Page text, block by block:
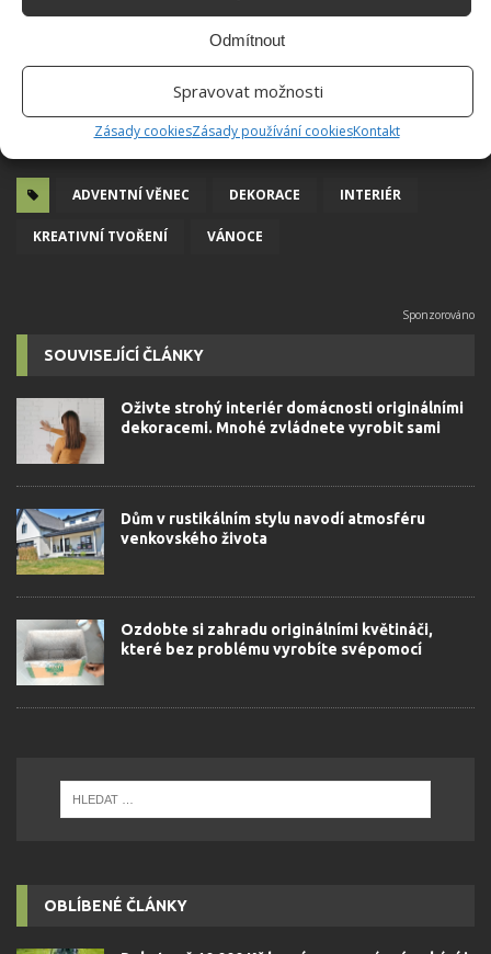
Odmítnout
Spravovat možnosti
Zásady cookiesZásady používání cookiesKontakt
ADVENTNÍ VĚNEC DEKORACE INTERIÉR
KREATIVNÍ TVOŘENÍ VÁNOCE
SOUVISEJÍCÍ ČLÁNKY
Oživte strohý interiér domácnosti originálními
dekoracemi. Mnohé zvládnete vyrobit sami
Dům v rustikálním stylu navodí atmosféru
venkovského života
Ozdobte si zahradu originálními květináči,
které bez problému vyrobíte svépomocí
OBLÍBENÉ ČLÁNKY